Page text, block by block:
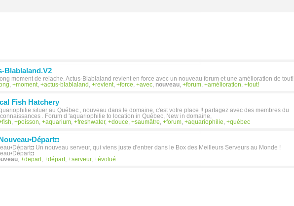
Blablaland.V2
moment de relache, Actus-Blablaland revient en force avec un nouveau forum et une amélioration de tout!
moment actus-blablaland revient force avec nouveau forum amélioration tout!
Fish Hatchery
situer au Québec , nouveau dans le domaine, c'est votre place !! partagez avec des membres du
. Forum d 'aquariophilie to location in Québec, New in domaine,
fish poisson aquarium freshwater, douce saumâtre forum aquariophilie québec
Un nouveau serveur, qui viens juste d'entrer dans le Box des Meilleurs Serveurs au Monde !
depart départ serveur, évolué